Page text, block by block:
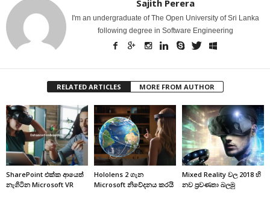
Sajith Perera
I'm an undergraduate of The Open University of Sri Lanka
following degree in Software Engineering
RELATED ARTICLES MORE FROM AUTHOR
SharePoint එක්ක ආයෙත්
නැගිටින Microsoft VR
Hololens 2 ගැන
Microsoft නිවේදනය කරයි
Mixed Reality වල 2018 හි
නව ප්‍රවණතා බලමු